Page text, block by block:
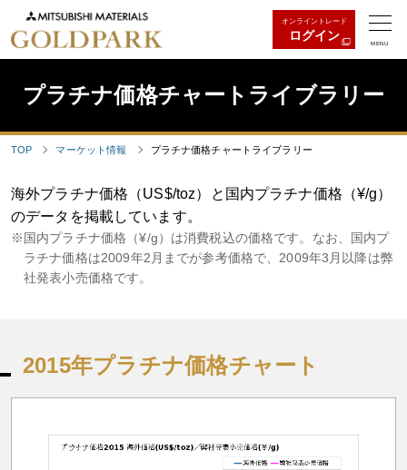
オンライントレード
ログイン
MENU
プラチナ価格チャートライブラリー
TOP マーケット情報 プラチナ価格チャートライブラリー
海外プラチナ価格（US$/toz）と国内プラチナ価格（¥/g）
のデータを掲載しています。
国内プラチナ価格（¥/g）は消費税込の価格です。なお、国内プ
ラチナ価格は2009年2月までが参考価格で、2009年3月以降は弊
社発表小売価格です。
2015年プラチナ価格チャート